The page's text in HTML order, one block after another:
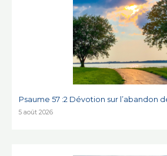
Psaume 57 :2 Dévotion sur l’abandon
5 août 2026